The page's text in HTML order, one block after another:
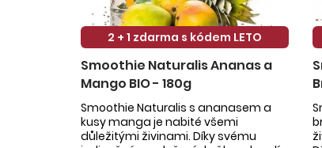
2 + 1 zdarma s kódem LETO
Smoothie Naturalis Ananas a
Mango BIO - 180g
Smoothie Naturalis s ananasem a
kusy manga je nabité všemi
důležitými živinami. Díky svému